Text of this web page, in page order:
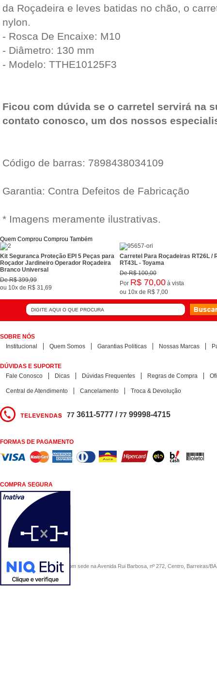
da Roçadeira e leves batidas no chão, o
nylon.
- Rosca De Encaixe: M10
- Diâmetro: 130 mm
- Modelo: TTHE10125F3
Ficou com dúvida se o carretel servirá na
contato conosco, um dos nossos
Código de barras: 7898438034109
Garantia: Contra Defeitos de Fabricação
* Imagens meramente ilustrativas.
Quem Comprou Comprou Também
Kit Seguranca Proteção EPI 5 Peças para
Roçador Jardineiro Operador Roçadeira
Branco Universal
DeR$ 399,99
ou 10x de R$ 31,69
Carretel Para Roçadeiras RT26L /
RT43L - Toyama
DeR$ 100,00
Por R$ 70,00 à vista
ou 10x de R$ 7,00
SOBRE NÓS
Institucional
Quem Somos Garantias Politicas Nossas Marcas
DÚVIDAS E SUPORTE
Fale Conosco
Dicas Dúvidas Frequentes Regras de Compra
Central de Atendimento Cancelamento Troca & Devolução
77 3611-5777 /77 99998-4715
FORMAS DE PAGAMENTO
COMPRA SEGURA
COMERCIAL SÃO PAULO, com sede na Avenida Rui Barbosa, nº 272, Centro, Barreiras/